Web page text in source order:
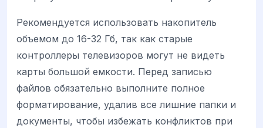
Рекомендуется использовать накопитель
объемом до 16-32 Гб, так как старые
контроллеры телевизоров могут не видеть
карты большой емкости. Перед записью
файлов обязательно выполните полное
форматирование, удалив все лишние папки и
документы, чтобы избежать конфликтов при